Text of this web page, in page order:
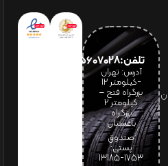
تلفن:65607028(021)
آدرس: تهران
-کیلومتر 12
بزرگراه فتح –
کیلومتر ۲
بزرگراه
باغستان
صندوق
پستی:
1753-13185